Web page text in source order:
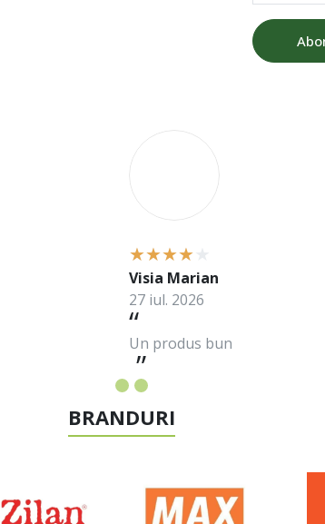
Un produs bun
Visia Marian
27 iul. 2026
BRANDURI